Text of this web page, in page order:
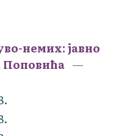
немих: јавно
Поповића